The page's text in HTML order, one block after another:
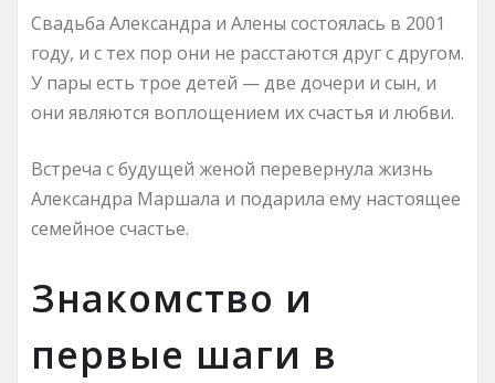
Свадьба Александра и Алены состоялась в 2001
году, и с тех пор они не расстаются друг с другом.
У пары есть трое детей — две дочери и сын, и
они являются воплощением их счастья и любви.
Встреча с будущей женой перевернула жизнь
Александра Маршала и подарила ему настоящее
семейное счастье.
Знакомство и
первые шаги в